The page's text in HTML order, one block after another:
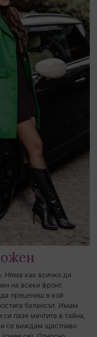
Няма как всичко да
на всеки фронт.
прецениш в кой
балансът. Имам
пазя мечтите в тайна,
се виждам щастливо
нюзлетер на
избрани
информация за
специални
адрес